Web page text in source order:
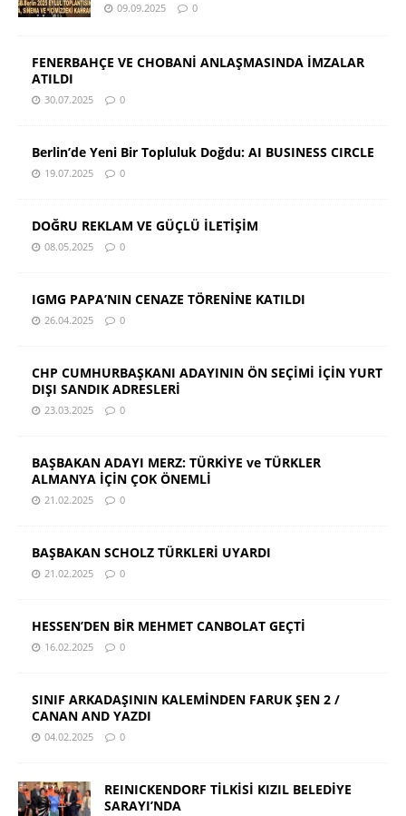
09.09.2025 0
FENERBAHÇE VE CHOBANİ ANLAŞMASINDA İMZALAR
ATILDI
30.07.2025 0
Berlin’de Yeni Bir Topluluk Doğdu: AI BUSINESS CIRCLE
19.07.2025 0
DOĞRU REKLAM VE GÜÇLÜ İLETİŞİM
08.05.2025 0
IGMG PAPA’NIN CENAZE TÖRENİNE KATILDI
26.04.2025 0
CHP CUMHURBAŞKANI ADAYININ ÖN SEÇİMİ İÇİN YURT
DIŞI SANDIK ADRESLERİ
23.03.2025 0
BAŞBAKAN ADAYI MERZ: TÜRKİYE ve TÜRKLER
ALMANYA İÇİN ÇOK ÖNEMLİ
21.02.2025 0
BAŞBAKAN SCHOLZ TÜRKLERİ UYARDI
21.02.2025 0
HESSEN’DEN BİR MEHMET CANBOLAT GEÇTİ
16.02.2025 0
SINIF ARKADAŞININ KALEMİNDEN FARUK ŞEN 2 /
CANAN AND YAZDI
04.02.2025 0
REINICKENDORF TİLKİSİ KIZIL BELEDİYE
SARAYI’NDA